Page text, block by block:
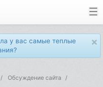
×
у вас самые теплые
Обсуждение сайта